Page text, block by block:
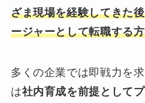
ざま現場を経験してきた
ージャーとして転職する
多くの企業では即戦力を
は社内育成を前提として